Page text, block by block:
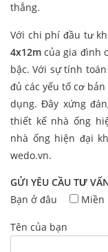
thẳng.
Với chi phí đầu tư
4x12m của gia đình
bậc. Với sự tính
đủ các yếu tố cơ
dụng. Đây xứng
thiết kế nhà ống
nhà ống hiện đại
wedo.vn.
GỬI YÊU CẦU TƯ
Bạn ở đâu
Miền
Tên của bạn